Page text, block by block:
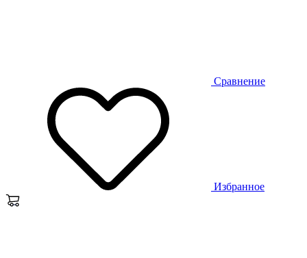
Сравнение
Избранное